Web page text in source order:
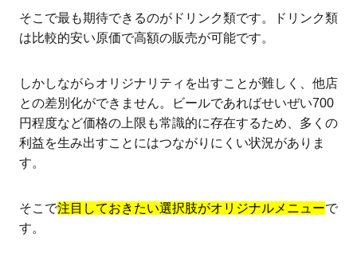
そこで最も期待できるのがドリンク類です。ドリンク類
は比較的安い原価で高額の販売が可能です。
しかしながらオリジナリティを出すことが難しく、他店
との差別化ができません。ビールであればせいぜい700
円程度など価格の上限も常識的に存在するため、多くの
利益を生み出すことにはつながりにくい状況がありま
す。
そこで注目しておきたい選択肢がオリジナルメニューで
す。